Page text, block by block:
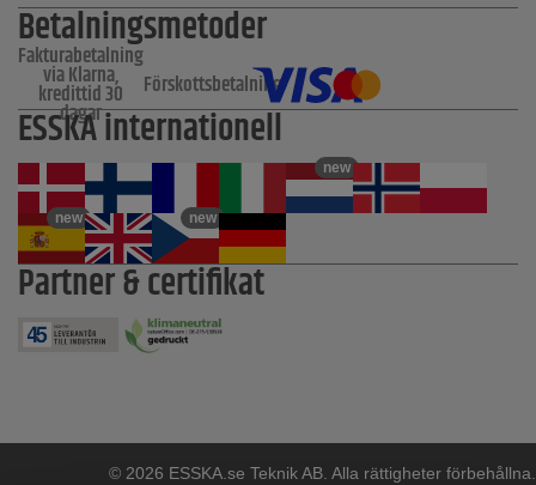
Betalningsmetoder
Fakturabetalning
via Klarna,
kredittid 30
dagar
Förskottsbetalning
ESSKA internationell
new
new new
Partner & certifikat
© 2026 ESSKA.se Teknik AB. Alla rättigheter förbehållna.